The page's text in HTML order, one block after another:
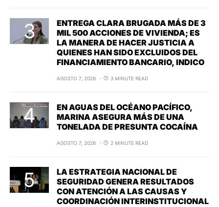
ENTREGA CLARA BRUGADA MÁS DE 3
MIL 500 ACCIONES DE VIVIENDA; ES
LA MANERA DE HACER JUSTICIA A
QUIENES HAN SIDO EXCLUIDOS DEL
FINANCIAMIENTO BANCARIO, INDICO
AGOSTO 7, 2026 3 MINUTE READ
EN AGUAS DEL OCÉANO PACÍFICO,
MARINA ASEGURA MÁS DE UNA
TONELADA DE PRESUNTA COCAÍNA
AGOSTO 7, 2026 2 MINUTE READ
LA ESTRATEGIA NACIONAL DE
SEGURIDAD GENERA RESULTADOS
CON ATENCIÓN A LAS CAUSAS Y
COORDINACIÓN INTERINSTITUCIONAL